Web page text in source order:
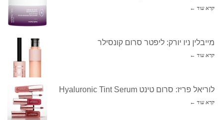
קרא עוד ←
מייבלין ניו יורק: ליפטר סרום קונסילר
קרא עוד ←
לוריאל פריז: סרום טינט Hyaluronic Tint Serum
קרא עוד ←